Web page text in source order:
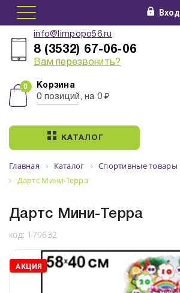
Вход
info@limpopo56.ru
8 (3532) 67-06-06
Вам перезвонить?
Корзина
0 позиций, на 0 ₽
КАТАЛОГ
Главная Каталог
Спортивные товары
Дартс Мини-Терра
Дартс Мини-Терра
код: 179632
АКЦИЯ